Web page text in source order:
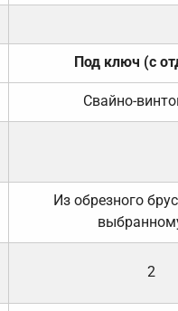
Под ключ (с
Свайно-
Из обрезного
2